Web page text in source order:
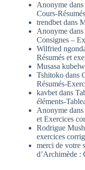
Anonyme dans
Cours-
trendbet dans
Anonyme dans
Consignes –
Wilfried
Résumés et
Musasa
Tshitoko dans
Résumés-
kavbet dans
éléments-
Anonyme dans
et Exercices
Rodrigue
exercices
merci de votre
d’Archimède :